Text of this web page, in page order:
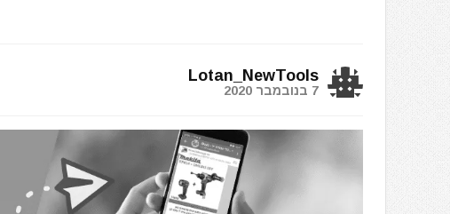
Lotan_NewTools
7 בנובמבר 2020